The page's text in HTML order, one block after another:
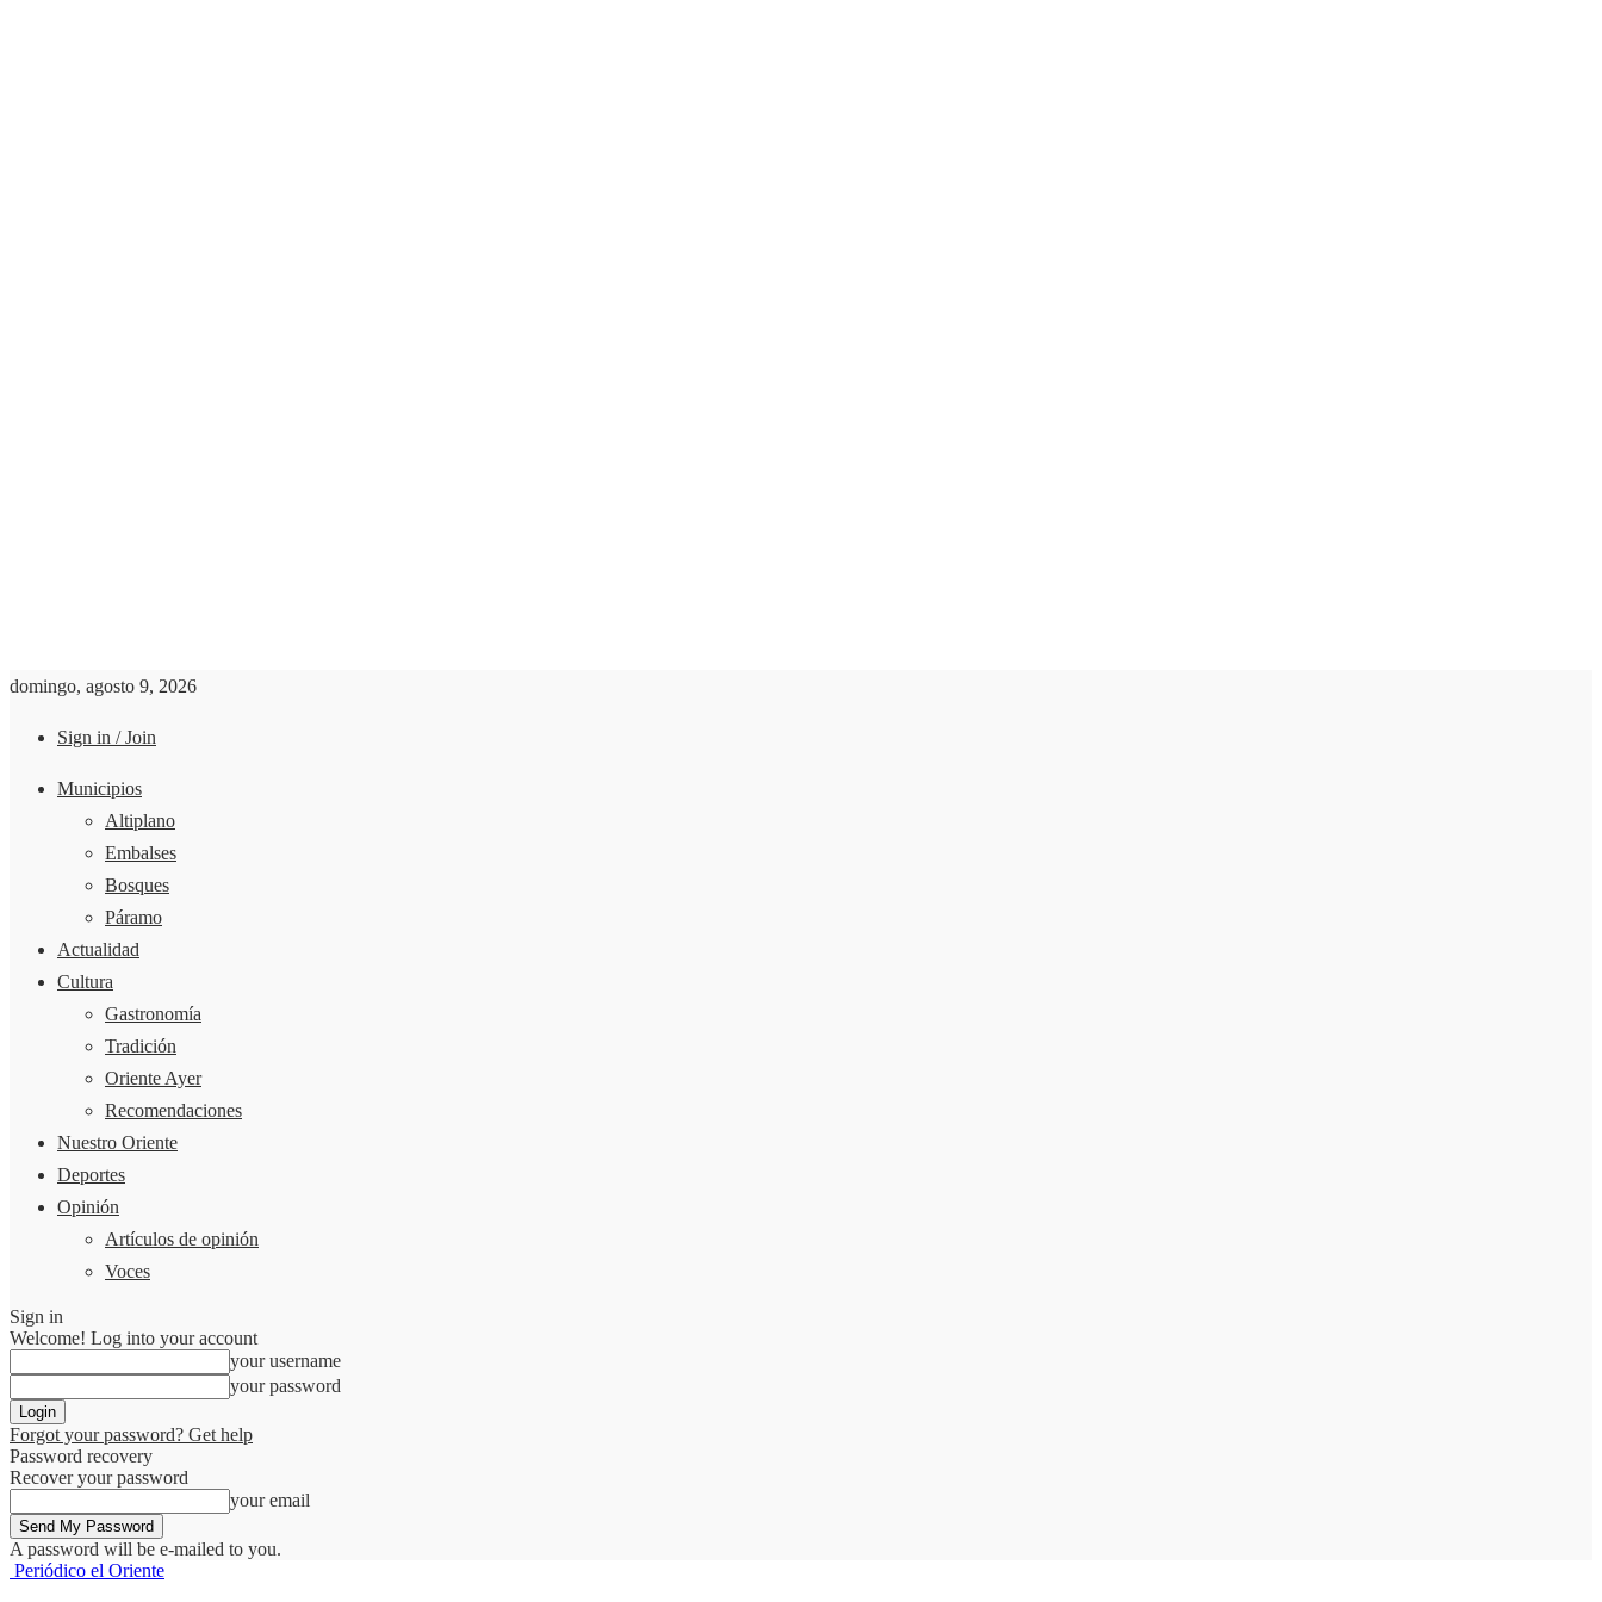
domingo, agosto 9, 2026
Sign in / Join
Municipios
Altiplano
Embalses
Bosques
Páramo
Actualidad
Cultura
Gastronomía
Tradición
Oriente Ayer
Recomendaciones
Nuestro Oriente
Deportes
Opinión
Artículos de opinión
Voces
Sign in
Welcome! Log into your account
your username
your password
Forgot your password? Get help
Password recovery
Recover your password
your email
A password will be e-mailed to you.
Periódico el Oriente